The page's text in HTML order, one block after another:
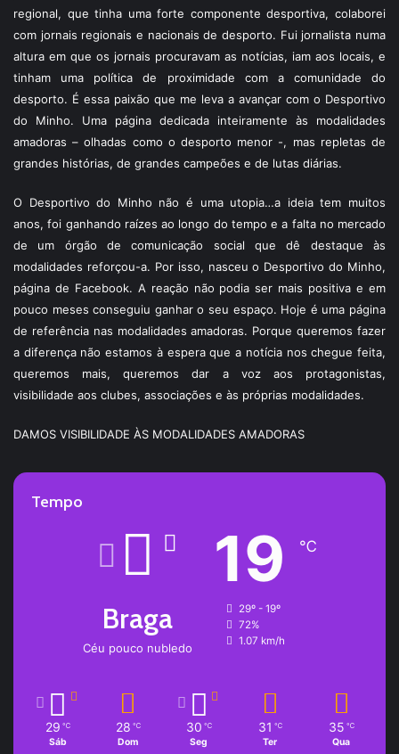
regional, que tinha uma forte componente desportiva, colaborei
com jornais regionais e nacionais de desporto. Fui jornalista numa
altura em que os jornais procuravam as notícias, iam aos locais, e
tinham uma política de proximidade com a comunidade do
desporto. É essa paixão que me leva a avançar com o Desportivo
do Minho. Uma página dedicada inteiramente às modalidades
amadoras – olhadas como o desporto menor -, mas repletas de
grandes histórias, de grandes campeões e de lutas diárias.
O Desportivo do Minho não é uma utopia…a ideia tem muitos
anos, foi ganhando raízes ao longo do tempo e a falta no mercado
de um órgão de comunicação social que dê destaque às
modalidades reforçou-a. Por isso, nasceu o Desportivo do Minho,
página de Facebook. A reação não podia ser mais positiva e em
pouco meses conseguiu ganhar o seu espaço. Hoje é uma página
de referência nas modalidades amadoras. Porque queremos fazer
a diferença não estamos à espera que a notícia nos chegue feita,
queremos mais, queremos dar a voz aos protagonistas,
visibilidade aos clubes, associações e às próprias modalidades.
DAMOS VISIBILIDADE ÀS MODALIDADES AMADORAS
Tempo
Braga
Céu pouco nubledo
19 ℃
29º - 19º
72%
1.07 km/h
29 ℃
Sáb
28 ℃
Dom
30 ℃
Seg
31 ℃
Ter
35 ℃
Qua